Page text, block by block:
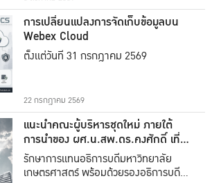
การเปลี่ยนแปลงการจัดเก็บข้อมูลบน
Webex Cloud
ตั้งแต่วันที่ 31 กรกฎาคม 2569
22 กรกฎาคม 2569
แนะนำคณะผู้บริหารชุดใหม่ ภายใต้
การนำของ ผศ.น.สพ.ดร.คงศักดิ์ เที่ยง
ธรรม
รักษาการแทนอธิการบดีมหาวิทยาลัย
เกษตรศาสตร์ พร้อมด้วยรองอธิการบดีทั้ง